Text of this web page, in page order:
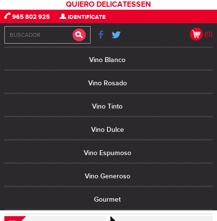
965 802 925 IDENTIFÍCATE
(0)
Vino Blanco
Vino Rosado
Vino Tinto
Vino Dulce
Vino Espumoso
Vino Generoso
Gourmet
QUIERO DELICATESSEN